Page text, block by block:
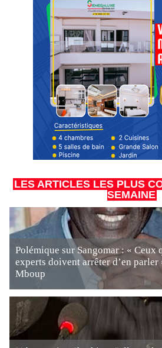
LES ARTICLES LES PLUS
SEMAINE
Polémique sur Sangomar : « Ceux
experts doivent arrêter d’en parler
Mboup